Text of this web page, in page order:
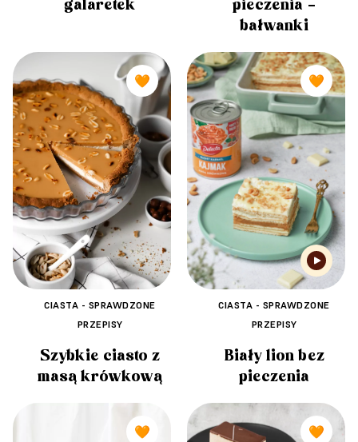
galaretek
pieczenia –
bałwanki
🧡
CIASTA - SPRAWDZONE
PRZEPISY
Szybkie ciasto z
masą krówkową
🧡
CIASTA - SPRAWDZONE
PRZEPISY
Biały lion bez
pieczenia
🧡 🧡